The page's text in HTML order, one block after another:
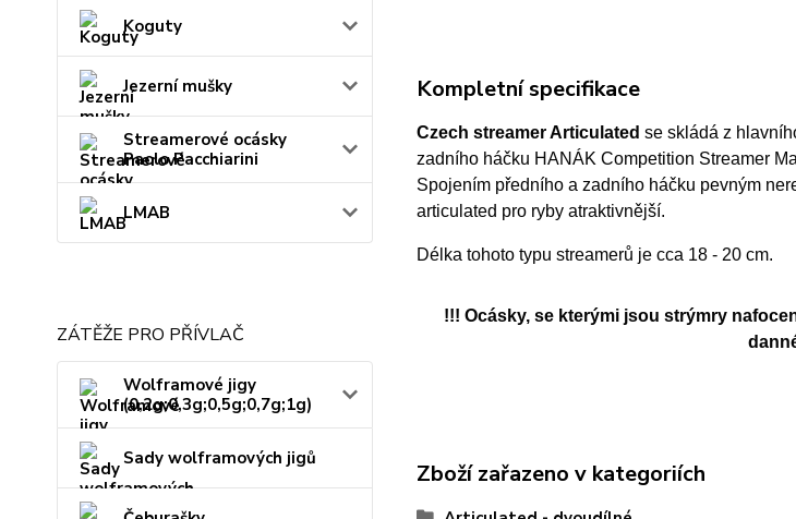
Koguty
Jezerní mušky
Streamerové ocásky
Paolo Pacchiarini
LMAB
ZÁTĚŽE PRO PŘÍVLAČ
Wolframové jigy
(0,2g;0,3g;0,5g;0,7g;1g)
Sady wolframových jigů
Kompletní specifikace
Czech streamer Articulated se skládá z
zadního háčku HANÁK Competition Streamer
Spojením předního a zadního háčku pevným
articulated pro ryby atraktivnější.
Délka tohoto typu streamerů je cca 18 - 20 cm.
!!! Ocásky, se kterými jsou strýmry
Zboží zařazeno v kategoriích